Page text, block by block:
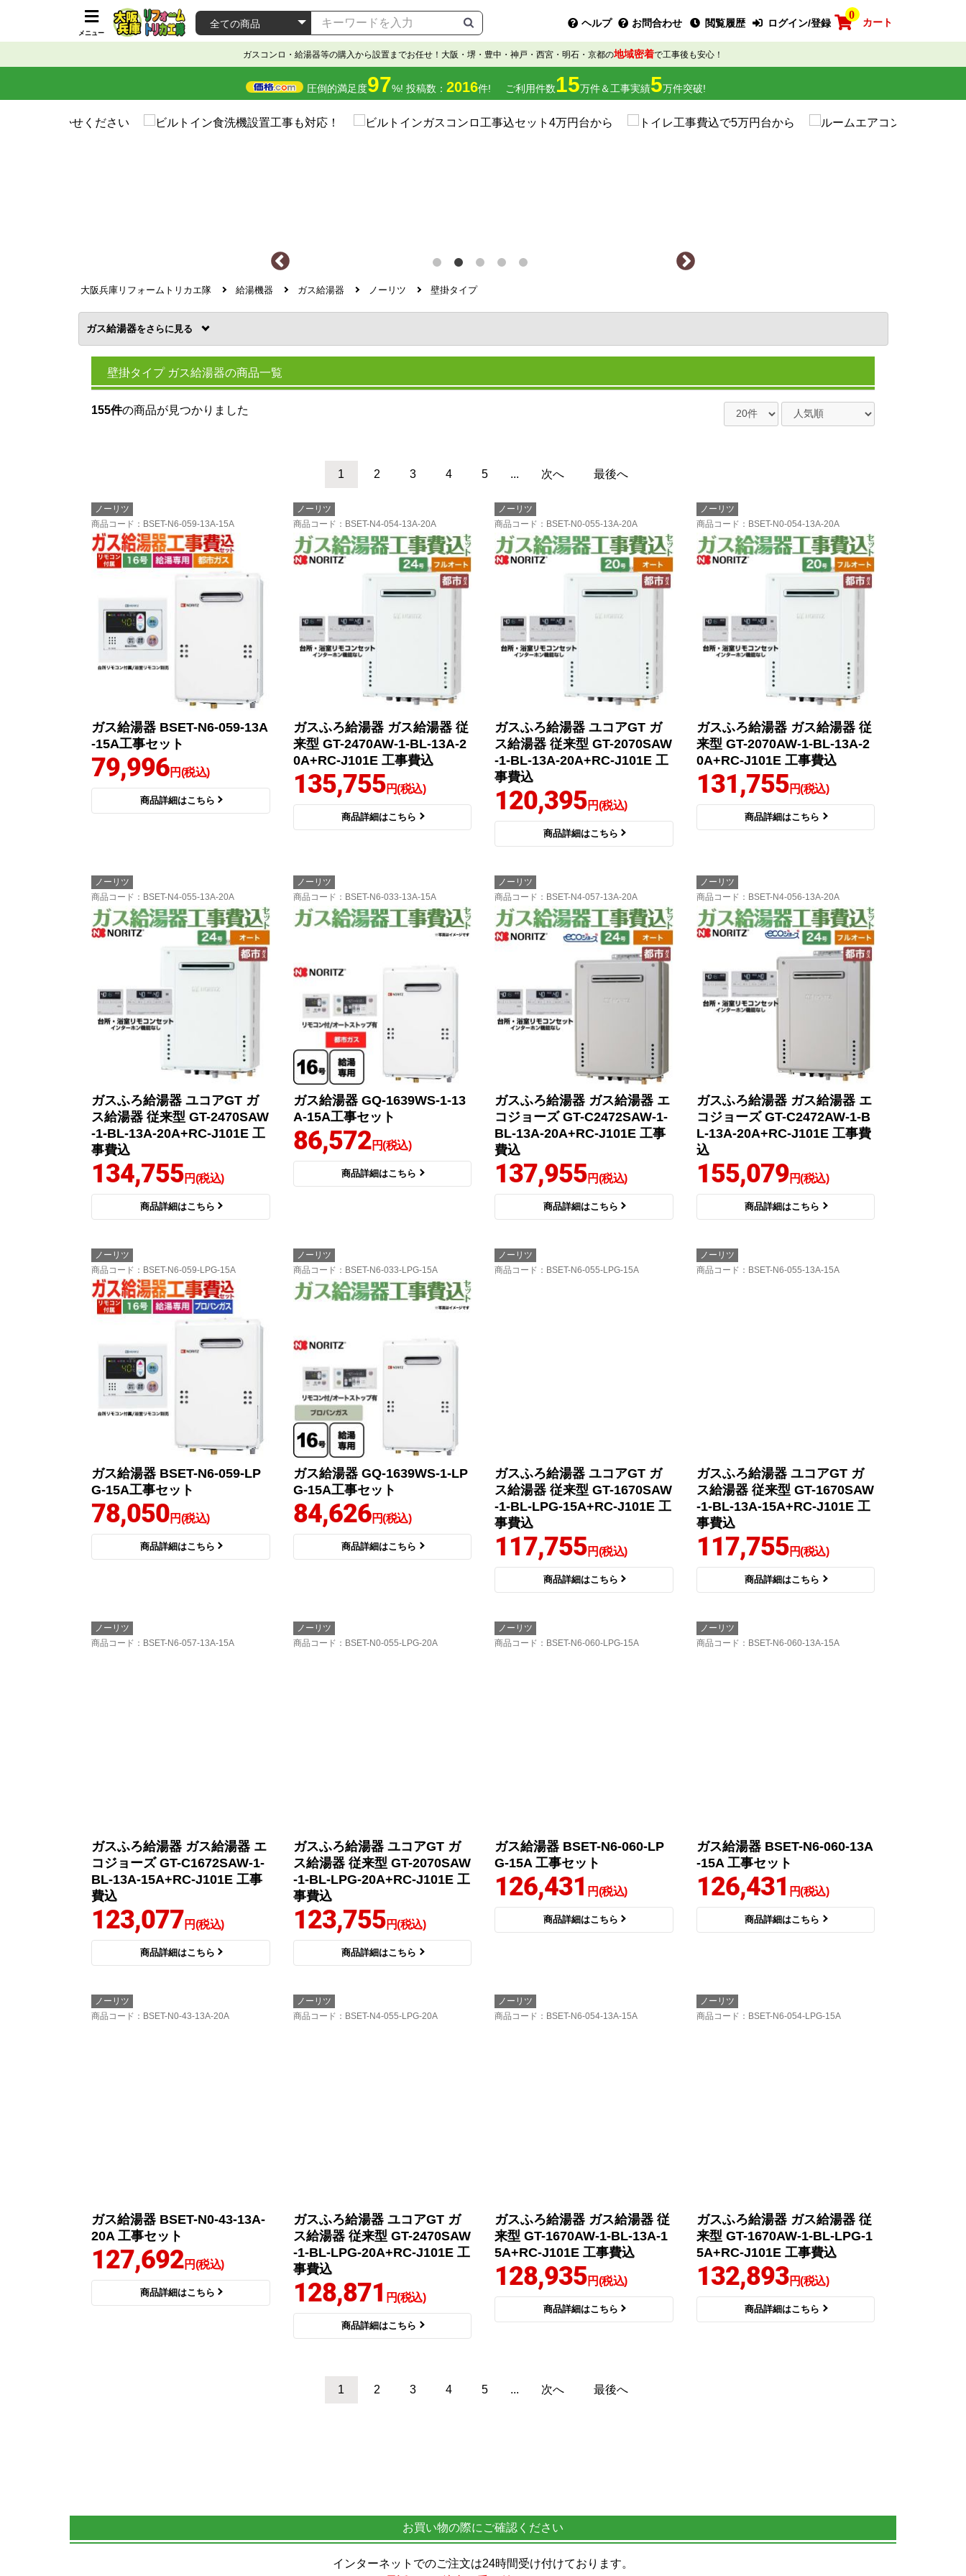
メニュー
ヘルプ お問合わせ 閲覧履歴 ログイン/登録
0
カート
ガスコンロ・給湯器等の購入から設置までお任せ！大阪・堺・豊中・神戸・西宮・明石・京都の地域密着で工事後も安心！
圧倒的満足度97%! 投稿数： 2016件! ご利用件数15万件＆工事実績5万件突破!
大阪兵庫リフォームトリカエ隊 給湯機器 ガス給湯器 ノーリツ 壁掛タイプ
ガス給湯器を
壁掛タイプ ガス給湯器の商品一覧
155件の商品が見つかりました
1 2 3 4 5 ... 次へ 最後へ
ノーリツ
商品コード ：BSET-N6-059-13A-15A
ガス給湯器 BSET-N6-059-13A
-15A工事セット
79,996円(税込)
商品詳細はこちら
ノーリツ
商品コード ：BSET-N4-054-13A-20A
ガスふろ給湯器 ガス給湯器 従
来型 GT-2470AW-1-BL-13A-2
0A+RC-J101E 工事費込
135,755円(税込)
商品詳細はこちら
ノーリツ
商品コード ：BSET-N0-055-13A-20A
ガスふろ給湯器 ユコアGT ガ
ス給湯器 従来型 GT-2070SAW
-1-BL-13A-20A+RC-J101E 工
事費込
120,395円(税込)
商品詳細はこちら
ノーリツ
商品コード ：BSET-N0-054-13A-20A
ガスふろ給湯器 ガス給湯器 従
来型 GT-2070AW-1-BL-13A-2
0A+RC-J101E 工事費込
131,755円(税込)
商品詳細はこちら
ノーリツ
商品コード ：BSET-N4-055-13A-20A
ガスふろ給湯器 ユコアGT ガ
ス給湯器 従来型 GT-2470SAW
-1-BL-13A-20A+RC-J101E 工
事費込
134,755円(税込)
商品詳細はこちら
ノーリツ
商品コード ：BSET-N6-033-13A-15A
ガス給湯器 GQ-1639WS-1-13
A-15A工事セット
86,572円(税込)
商品詳細はこちら
ノーリツ
商品コード ：BSET-N4-057-13A-20A
ガスふろ給湯器 ガス給湯器 エ
コジョーズ GT-C2472SAW-1-
BL-13A-20A+RC-J101E 工事
費込
137,955円(税込)
商品詳細はこちら
ノーリツ
商品コード ：BSET-N4-056-13A-20A
ガスふろ給湯器 ガス給湯器 エ
コジョーズ GT-C2472AW-1-B
L-13A-20A+RC-J101E 工事費
込
155,079円(税込)
商品詳細はこちら
ノーリツ
商品コード ：BSET-N6-059-LPG-15A
ガス給湯器 BSET-N6-059-LP
G-15A工事セット
78,050円(税込)
商品詳細はこちら
ノーリツ
商品コード ：BSET-N6-033-LPG-15A
ガス給湯器 GQ-1639WS-1-LP
G-15A工事セット
84,626円(税込)
商品詳細はこちら
ノーリツ
商品コード ：BSET-N6-055-LPG-15A
ガスふろ給湯器 ユコアGT ガ
ス給湯器 従来型 GT-1670SAW
-1-BL-LPG-15A+RC-J101E 工
事費込
117,755円(税込)
商品詳細はこちら
ノーリツ
商品コード ：BSET-N6-055-13A-15A
ガスふろ給湯器 ユコアGT ガ
ス給湯器 従来型 GT-1670SAW
-1-BL-13A-15A+RC-J101E 工
事費込
117,755円(税込)
商品詳細はこちら
ノーリツ
商品コード ：BSET-N6-057-13A-15A
ガスふろ給湯器 ガス給湯器 エ
コジョーズ GT-C1672SAW-1-
BL-13A-15A+RC-J101E 工事
費込
123,077円(税込)
商品詳細はこちら
ノーリツ
商品コード ：BSET-N0-055-LPG-20A
ガスふろ給湯器 ユコアGT ガ
ス給湯器 従来型 GT-2070SAW
-1-BL-LPG-20A+RC-J101E 工
事費込
123,755円(税込)
商品詳細はこちら
ノーリツ
商品コード ：BSET-N6-060-LPG-15A
ガス給湯器 BSET-N6-060-LP
G-15A 工事セット
126,431 円(税込)
商品詳細はこちら
ノーリツ
商品コード ：BSET-N6-060-13A-15A
ガス給湯器 BSET-N6-060-13A
-15A 工事セット
126,431 円(税込)
商品詳細はこちら
ノーリツ
商品コード ：BSET-N0-43-13A-20A
ガス給湯器 BSET-N0-43-13A-
20A 工事セット
127,692円(税込)
商品詳細はこちら
ノーリツ
商品コード ：BSET-N4-055-LPG-20A
ガスふろ給湯器 ユコアGT ガ
ス給湯器 従来型 GT-2470SAW
-1-BL-LPG-20A+RC-J101E 工
事費込
128,871 円(税込)
商品詳細はこちら
ノーリツ
商品コード ：BSET-N6-054-13A-15A
ガスふろ給湯器 ガス給湯器 従
来型 GT-1670AW-1-BL-13A-1
5A+RC-J101E 工事費込
128,935円(税込)
商品詳細はこちら
ノーリツ
商品コード ：BSET-N6-054-LPG-15A
ガスふろ給湯器 ガス給湯器 従
来型 GT-1670AW-1-BL-LPG-1
5A+RC-J101E 工事費込
132,893円(税込)
商品詳細はこちら
1 2 3 4 5 ... 次へ 最後へ
お買い物の際にご確認ください
インターネットでのご注文は24時間受け付けております。